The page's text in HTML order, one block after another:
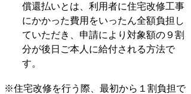
償還払いとは、利用者に住宅改修工事
にかかった費用をいったん全額負担し
ていただき、申請により対象額の９割
分が後日ご本人に給付される方法で
す。
※住宅改修を行う際、最初から１割負担で